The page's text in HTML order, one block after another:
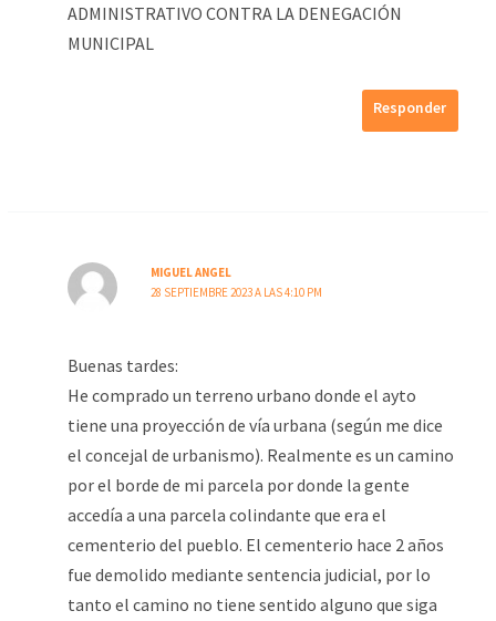
ADMINISTRATIVO CONTRA LA DENEGACIÓN
MUNICIPAL
Responder
MIGUEL ANGEL
28 SEPTIEMBRE 2023 A LAS 4:10 PM
Buenas tardes:
He comprado un terreno urbano donde el ayto
tiene una proyección de vía urbana (según me dice
el concejal de urbanismo). Realmente es un camino
por el borde de mi parcela por donde la gente
accedía a una parcela colindante que era el
cementerio del pueblo. El cementerio hace 2 años
fue demolido mediante sentencia judicial, por lo
tanto el camino no tiene sentido alguno que siga